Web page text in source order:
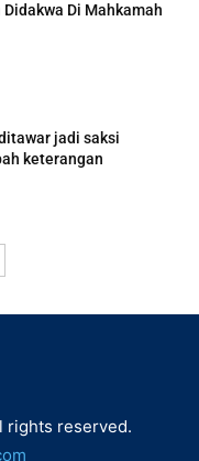
Di Mahkamah
jadi saksi
keterangan
rights reserved.